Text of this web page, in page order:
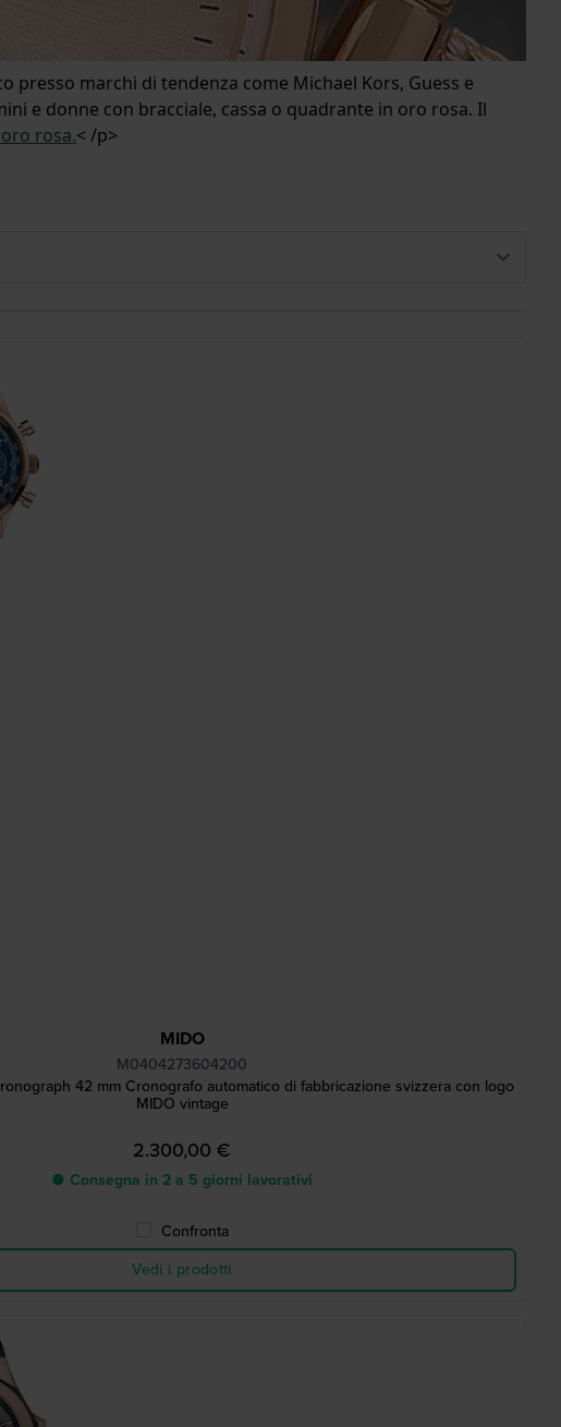
marchi di tendenza come Michael Kors, Guess e
e donne con bracciale, cassa o quadrante in oro rosa. Il
rosa.< /p>
MIDO
M0404273604200
42 mm Cronografo automatico di fabbricazione svizzera con logo
MIDO vintage
2.300,00 €
● Consegna in 2 a 5 giorni lavorativi
Confronta
Vedi i prodotti